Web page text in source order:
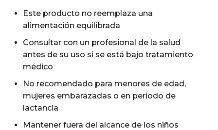
Este producto no reemplaza una
alimentación equilibrada
Consultar con un profesional de la salud
antes de su uso si se está bajo tratamiento
médico
No recomendado para menores de edad,
mujeres embarazadas o en periodo de
lactancia
Mantener fuera del alcance de los niños